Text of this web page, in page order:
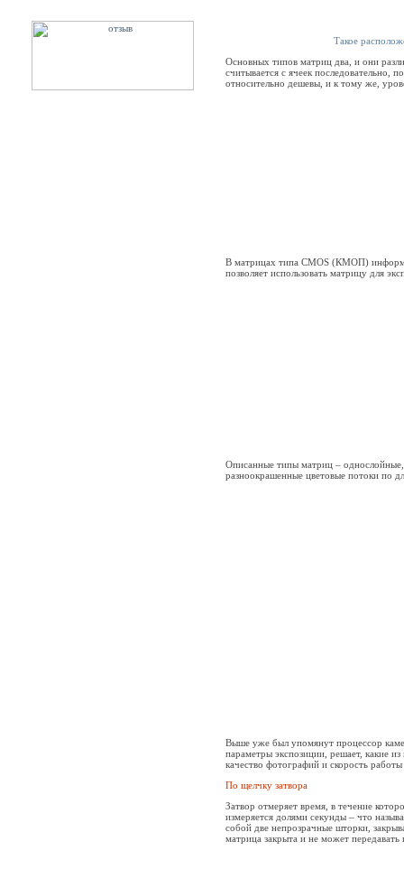
Такое
Основных типов матриц два, и они
считывается с ячеек последовательно,
относительно дешевы, и к тому же,
В матрицах типа CMOS (КМОП)
позволяет использовать матрицу для
Описанные типы матриц – однослойные,
разноокрашенные цветовые потоки по
Выше уже был упомянут процессор
параметры экспозиции, решает, какие
качество фотографий и скорость
По щелчку затвора
Затвор отмеряет время, в течение
измеряется долями секунды – что
собой две непрозрачные шторки,
матрица закрыта и не может